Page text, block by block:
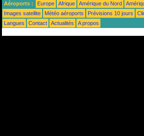
Aéroports : Europe Afrique Amérique du Nord
Images satellite
Météo aéroports Prévisions 10 jours
Langues
Contact Actualités A propos